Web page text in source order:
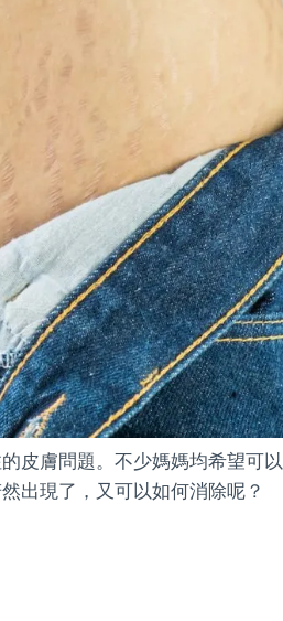
皮膚問題。不少媽媽均希望可以
出現了，又可以如何消除呢？